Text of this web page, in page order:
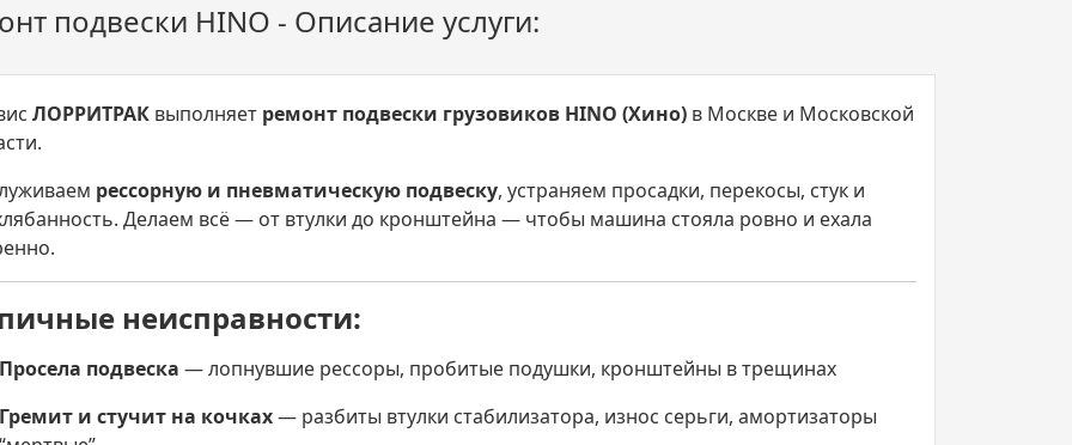
подвески HINO - Описание услуги:
ЛОРРИТРАК выполняет ремонт подвески грузовиков HINO (Хино) в Москве и Московской
рессорную и пневматическую подвеску, устраняем просадки, перекосы, стук и
Делаем всё — от втулки до кронштейна — чтобы машина стояла ровно и ехала
неисправности:
Просела подвеска — лопнувшие рессоры, пробитые подушки, кронштейны в трещинах
Гремит и стучит на кочках— разбиты втулки стабилизатора, износ серьги, амортизаторы